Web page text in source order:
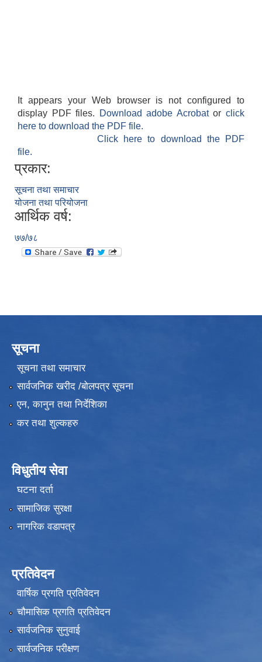
It appears your Web browser is not configured to
display PDF files.
Download adobe Acrobatorclick
here to download the PDF file.
Click here to download the PDF
file.
प्रकार:
सूचना तथा समाचार
योजना तथा परियोजना
आर्थिक वर्ष:
७७/७८
सूचना
सूचना तथा समाचार
सार्वजनिक खरीद /बोलपत्र सूचना
एन, कानुन तथा निर्देशिका
कर तथा शुल्कहरु
विधुतीय सेवा
घटना दर्ता
सामाजिक सुरक्षा
नागरिक वडापत्र
प्रतिवेदन
वार्षिक प्रगति प्रतिवेदन
चौमासिक प्रगति प्रतिवेदन
सार्वजनिक सुनुवाई
सार्वजनिक परीक्षण